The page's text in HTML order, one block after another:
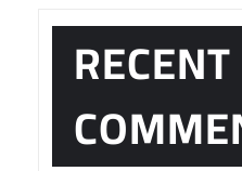
RECENT